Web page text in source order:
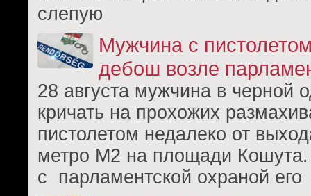
слепую
Мужчина с
дебош возле
28 августа мужчина в черной
кричать на прохожих
пистолетом недалеко от
метро М2 на площади
с парламентской охраной его